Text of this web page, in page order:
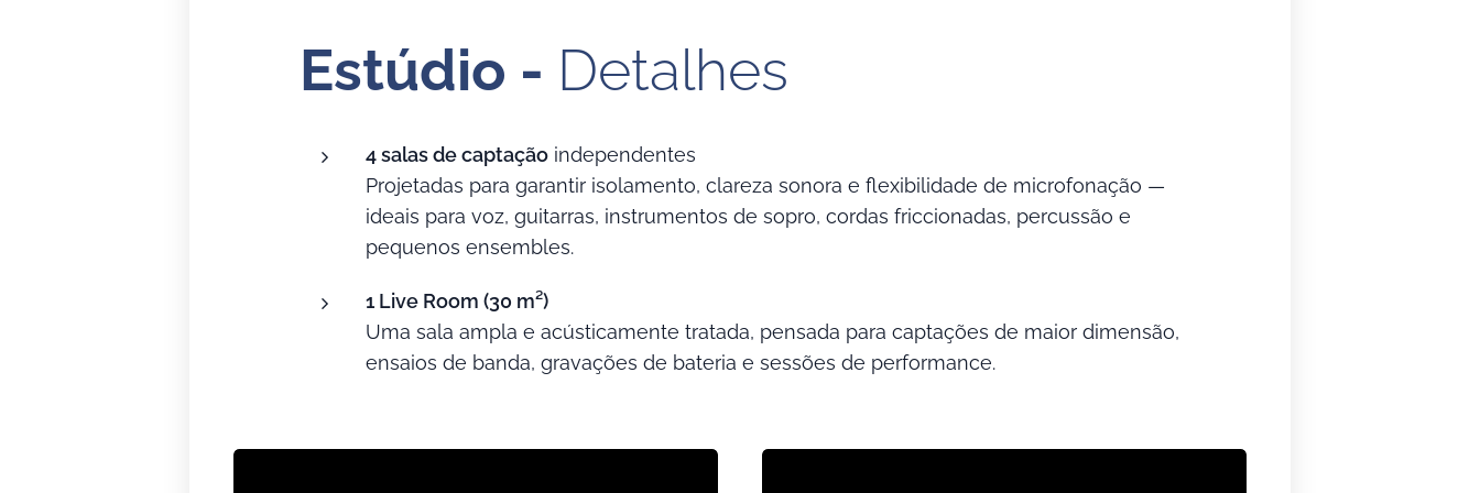
Estúdio - Detalhes
4 salas de captação independentes
Projetadas para garantir isolamento, clareza sonora e flexibilidade de microfonação —
ideais para voz, guitarras, instrumentos de sopro, cordas friccionadas, percussão e
pequenos ensembles.
1 Live Room (30 m²)
Uma sala ampla e acústicamente tratada, pensada para captações de maior dimensão,
ensaios de banda, gravações de bateria e sessões de performance.